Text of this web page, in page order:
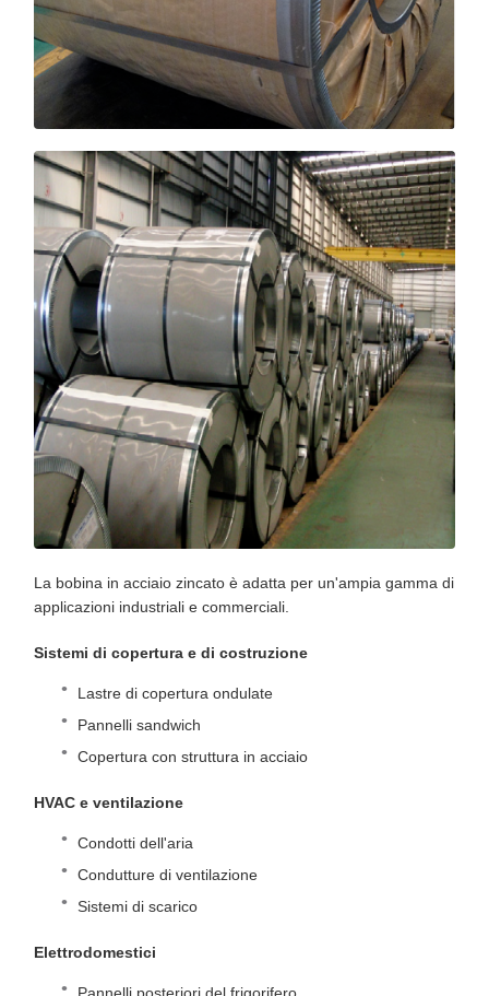
La bobina in acciaio zincato è adatta per un'ampia gamma di
applicazioni industriali e commerciali.
Sistemi di copertura e di costruzione
Lastre di copertura ondulate
Pannelli sandwich
Copertura con struttura in acciaio
HVAC e ventilazione
Condotti dell'aria
Condutture di ventilazione
Sistemi di scarico
Elettrodomestici